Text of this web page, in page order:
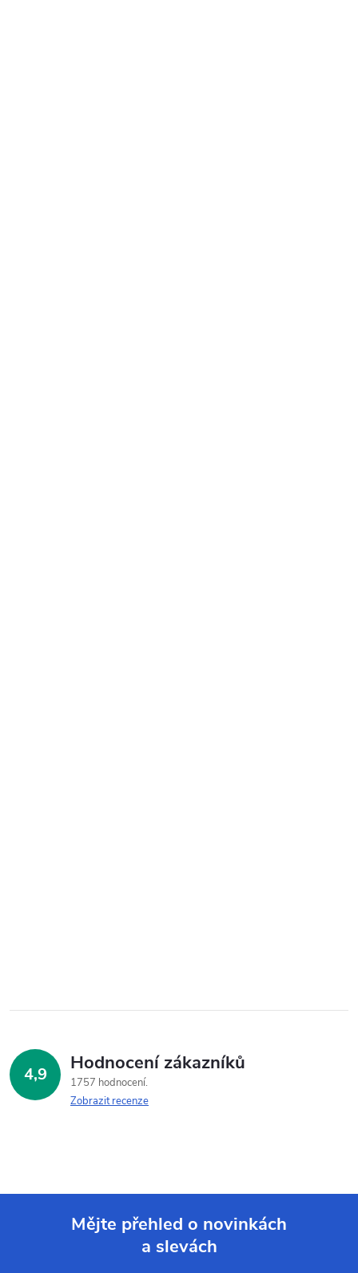
4,9 Hodnocení zákazníků
1757 hodnocení
Zobrazit recenze
Mějte přehled o novinkách
a slevách